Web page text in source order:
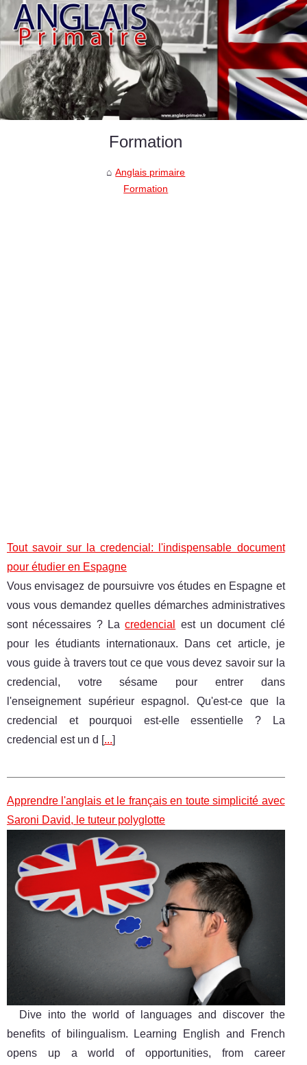
Formation
Anglais primaire
Formation
Tout savoir sur la credencial: l'indispensable document
pour étudier en Espagne
Vous envisagez de poursuivre vos études en Espagne et
vous vous demandez quelles démarches administratives
sont nécessaires ? Lacredencial
est un document clé
pour les étudiants internationaux. Dans cet article, je
vous guide à travers tout ce que vous devez savoir sur la
credencial, votre sésame pour entrer dans
l'enseignement supérieur espagnol. Qu'est-ce que la
credencial et pourquoi est-elle essentielle ? La
credencial est un d [...]
Apprendre l'anglais et le français en toute simplicité avec
Saroni David, le tuteur polyglotte
Dive into the world of languages and discover the
benefits of bilingualism. Learning English and French
opens up a world of opportunities, from career